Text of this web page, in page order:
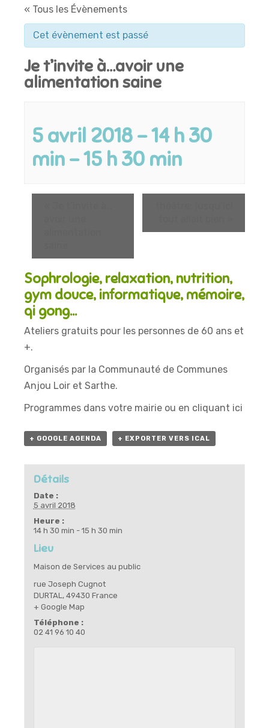
« Tous les Évènements
Cet évènement est passé
Je t’invite à…avoir une
alimentation saine
5 avril 2018 - 14 h 30
min-15 h 30 min
Sophrologie, relaxation, nutrition,
gym douce, informatique, mémoire,
qi gong…
Ateliers gratuits pour les personnes de 60 ans et
+.
Organisés par la Communauté de Communes
Anjou Loir et Sarthe.
Programmes dans votre mairie ou en cliquant ici
+ GOOGLE AGENDA + EXPORTER VERS ICAL
Détails
Date :
5 avril 2018
Heure :
14 h 30 min - 15 h 30 min
Lieu
Maison de Services au public
rue Joseph Cugnot
DURTAL, 49430 France
+ Google Map
Téléphone :
02 41 96 10 40